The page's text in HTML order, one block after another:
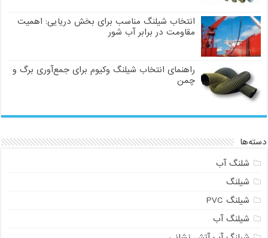
انتخاب شیلنگ مناسب برای بخش دریایی: اهمیت
مقاومت در برابر آب شور
راهنمای انتخاب شیلنگ وکیوم برای جمع‌آوری برگ و
چمن
دسته‌ها
شلنگ آب
شیلنگ
شیلنگ PVC
شیلنگ آب